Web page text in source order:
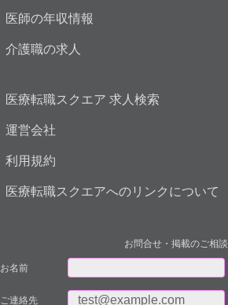
医師の年収情報
介護職の求人
医療転職スクエア 求人検索
運営会社
利用規約
医療転職スクエアへのリンクについて
お問合せ・掲載のご相談
お名前
ご連絡先